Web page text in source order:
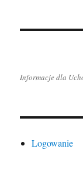
Informacje dla
Logowanie